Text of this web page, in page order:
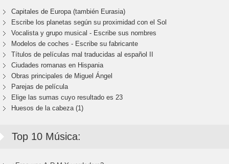
Capitales de Europa (también Eurasia)
Escribe los planetas según su proximidad con el Sol
Vocalista y grupo musical - Escribe sus nombres
Modelos de coches - Escribe su fabricante
Títulos de películas mal traducidas al español II
Ciudades romanas en Hispania
Obras principales de Miguel Ángel
Parejas de película
Elige las sumas cuyo resultado es 23
Huesos de la cabeza (1)
Top 10 Música: